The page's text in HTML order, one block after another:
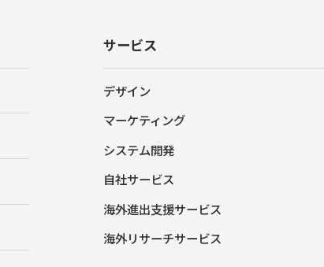
サービス
デザイン
マーケティング
システム開発
自社サービス
海外進出支援サービス
海外リサーチサービス